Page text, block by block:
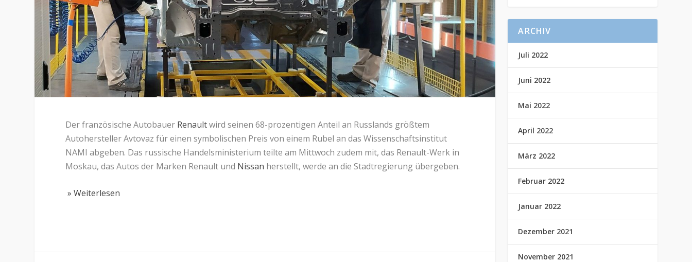
Der französische Autobauer Renaultwird seinen 68-prozentigen Anteil an Russlands größtem
Autohersteller Avtovaz für einen symbolischen Preis von einem Rubel an das Wissenschaftsinstitut
NAMI abgeben. Das russische Handelsministerium teilte am Mittwoch zudem mit, das Renault-Werk in
Moskau, das Autos der Marken Renault und Nissan herstellt, werde an die Stadtregierung übergeben.
» Weiterlesen
ARCHIV
Juli 2022
Juni 2022
Mai 2022
April 2022
März 2022
Februar 2022
Januar 2022
Dezember 2021
November 2021